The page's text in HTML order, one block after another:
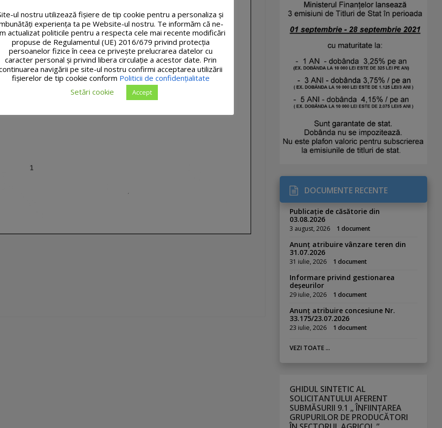
DOCUMENTE RECENTE
Publicație de căsătorie din
03.08.2026
3 august, 2026 1 document
Anunț atribuire vânzare teren din
31.07.2026
31 iulie, 2026 1 document
Informare privind gestionarea
deșeurilor
29 iulie, 2026 1 document
Anunț atribuire concesiune Nr.
33.175/23.07.2026
23 iulie, 2026 1 document
VEZI TOATE ...
GHIDUL SINTETIC AL
SOLICITANTULUI AFERENT
SUBMĂSURII 9.1 „ ÎNFIINȚAREA
GRUPURILOR DE PRODUCĂTORI
ul nostru utilizează fişiere de tip cookie pentru a personaliza și
experiența ta pe Website-ul nostru. Te informăm că ne-
actualizat politicile pentru a respecta cele mai recente modificări
propuse de Regulamentul (UE) 2016/679 privind protecția
persoanelor fizice în ceea ce privește prelucrarea datelor cu
caracter personal și privind libera circulație a acestor date. Prin
navigării pe site-ul nostru confirmi acceptarea utilizării
fişierelor de tip cookie conform Politicii de confidențialitate
Setări cookie
Accept